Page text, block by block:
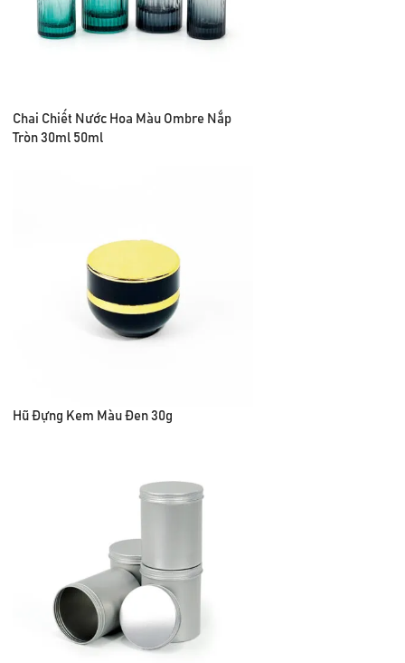
Chai Chiết Nước Hoa Màu Ombre Nắp
Tròn 30ml 50ml
Hũ Đựng Kem Màu Đen 30g